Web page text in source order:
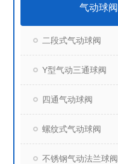
气动球阀
二段式气动球阀
Y型气动三通球阀
四通气动球阀
螺纹式气动球阀
不锈钢气动法兰球阀